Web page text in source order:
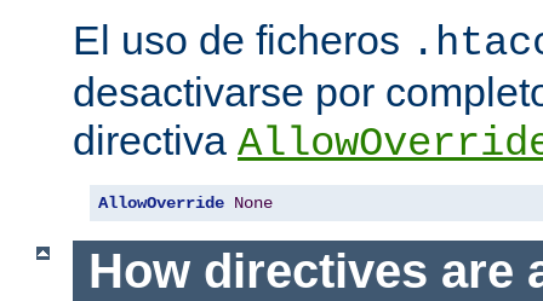
El uso de ficheros
desactivarse por
directiva
AllowOverride None
How directives are